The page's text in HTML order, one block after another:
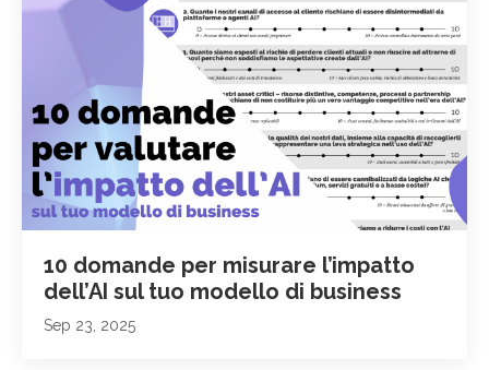
10 domande per misurare l’impatto
dell’AI sul tuo modello di business
Sep 23, 2025